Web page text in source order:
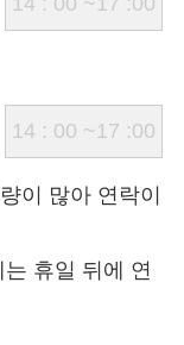
14 : 00 ~17 :00
이 많아 연락이
휴일 뒤에 연